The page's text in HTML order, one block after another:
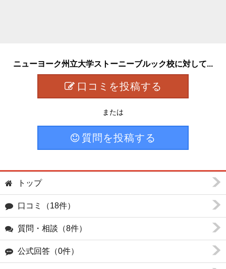
ニューヨーク州立大学ストーニーブルック校に対して...
口コミを投稿する
または
質問を投稿する
トップ
口コミ（18件）
質問・相談（8件）
公式回答（0件）